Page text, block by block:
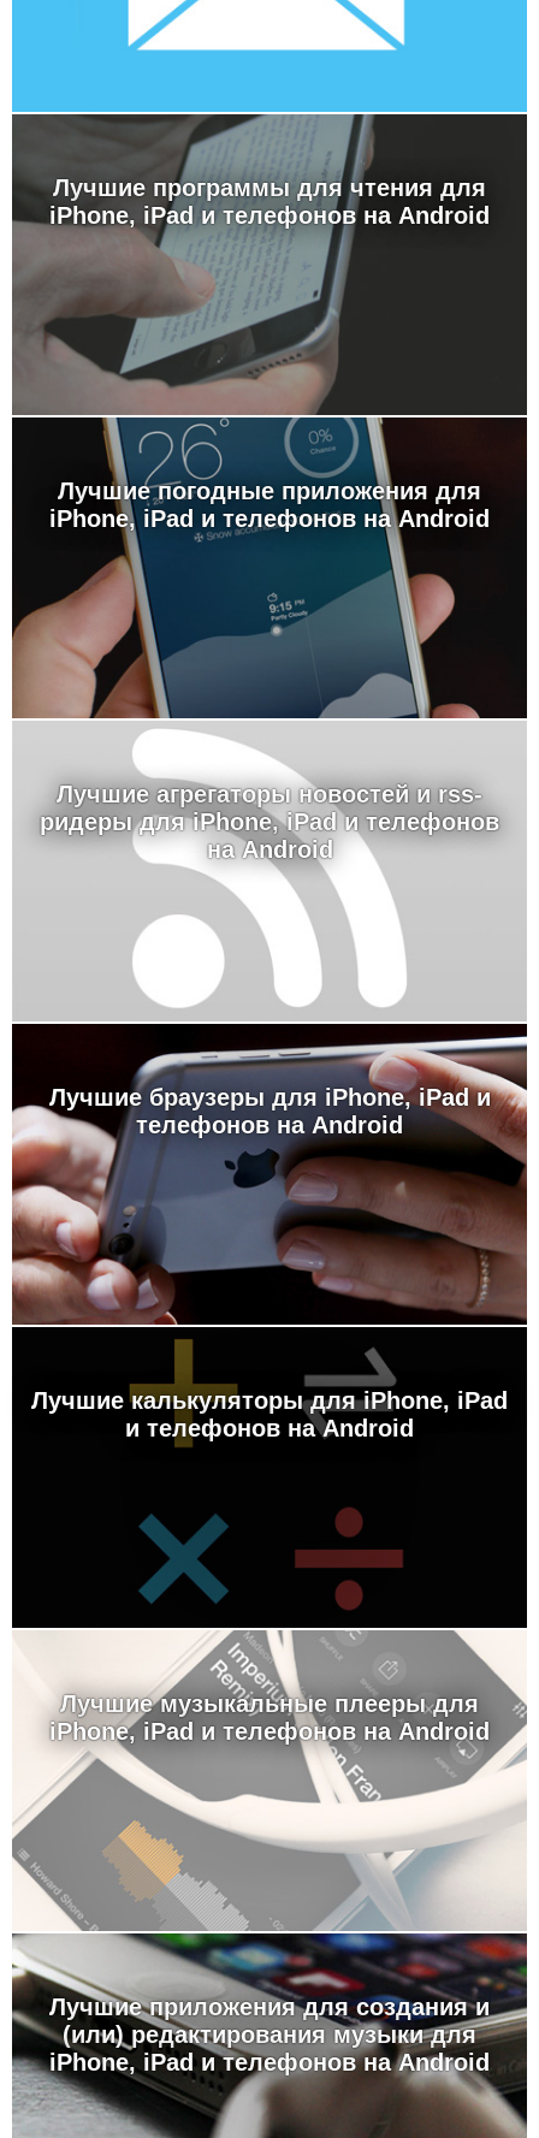
Лучшие программы для чтения для
iPhone, iPad и телефонов на Android
Лучшие погодные приложения для
iPhone, iPad и телефонов на Android
Лучшие агрегаторы новостей и rss-
ридеры для iPhone, iPad и телефонов
на Android
Лучшие браузеры для iPhone, iPad и
телефонов на Android
Лучшие калькуляторы для iPhone, iPad
и телефонов на Android
Лучшие музыкальные плееры для
iPhone, iPad и телефонов на Android
Лучшие приложения для создания и
(или) редактирования музыки для
iPhone, iPad и телефонов на Android